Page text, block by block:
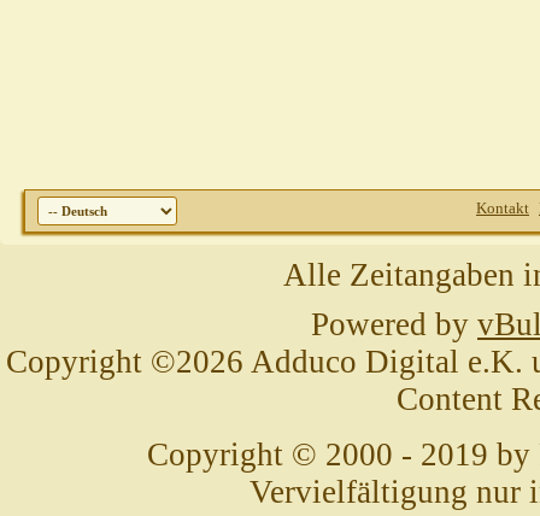
Kontakt
Alle Zeitangaben
Powered by
Copyright ©2026 Adduco Digital e.K.
Content
Copyright © 2000 - 2019 by
Vervielfältigung nur